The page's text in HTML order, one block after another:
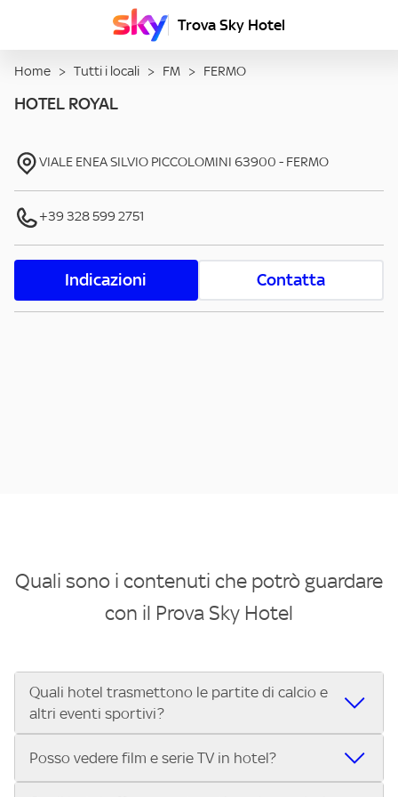
Trova Sky Hotel
Home > Tutti i locali > FM > FERMO
HOTEL ROYAL
VIALE ENEA SILVIO PICCOLOMINI 63900 - FERMO
+39 328 599 2751
Indicazioni Contatta
Quali sono i contenuti che potrò guardare
con il Prova Sky Hotel
Quali hotel trasmettono le partite di calcio e
altri eventi sportivi?
Se cerchi un hotel dove poter vedere le partite di Serie A,
Posso vedere film e serie TV in hotel?